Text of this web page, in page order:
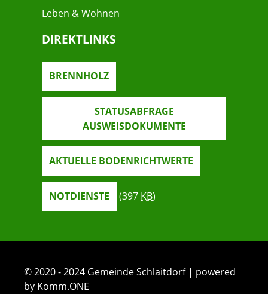
Leben & Wohnen
DIREKTLINKS
BRENNHOLZ
STATUSABFRAGE
AUSWEISDOKUMENTE
AKTUELLE BODENRICHTWERTE
NOTDIENSTE (397 KB)
© 2020 - 2024 Gemeinde Schlaitdorf | powered
by Komm.ONE